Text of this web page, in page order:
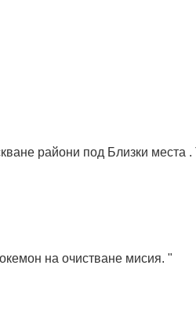
райони под Близки места
на очистване мисия. "